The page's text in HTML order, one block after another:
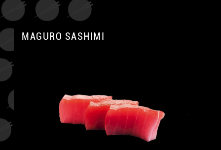
MAGURO SASHIMI